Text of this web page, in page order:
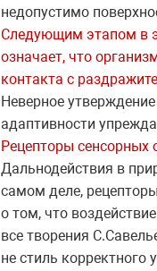
недопустимо
Следующим этапом в
означает, что
контакта с
Неверное
адаптивности
Рецепторы сенсорных
Дальнодействия в
самом деле,
о том, что
все творения
не стиль корректного